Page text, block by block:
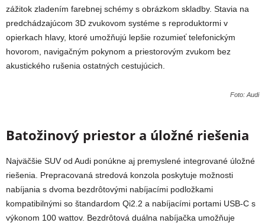
zážitok zladením farebnej schémy s obrázkom skladby. Stavia na
predchádzajúcom 3D zvukovom systéme s reproduktormi v
opierkach hlavy, ktoré umožňujú lepšie rozumieť telefonickým
hovorom, navigačným pokynom a priestorovým zvukom bez
akustického rušenia ostatných cestujúcich.
Foto: Audi
Batožinový priestor a úložné riešenia
Najväčšie SUV od Audi ponúkne aj premyslené integrované úložné
riešenia. Prepracovaná stredová konzola poskytuje možnosti
nabíjania s dvoma bezdrôtovými nabíjacími podložkami
kompatibilnými so štandardom Qi2.2 a nabíjacími portami USB-C s
výkonom 100 wattov. Bezdrôtová duálna nabíjačka umožňuje